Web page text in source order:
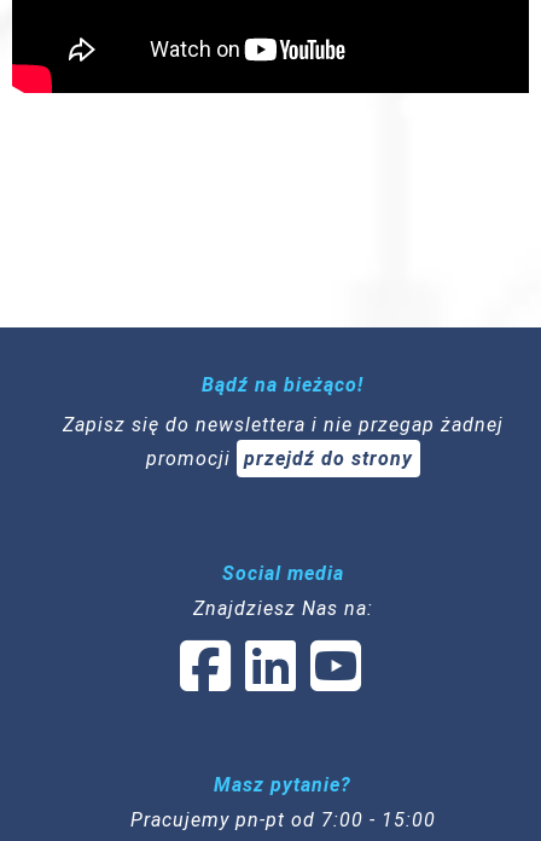
Bądź na bieżąco!
Zapisz się do newslettera i nie przegap żadnej
promocji
przejdź do strony
Social media
Znajdziesz Nas na:
Masz pytanie?
Pracujemy pn-pt od 7:00 - 15:00